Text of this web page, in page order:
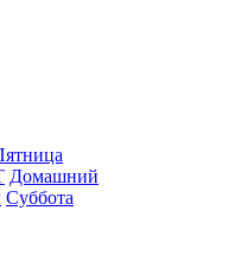
До­маш­ний
Суб­бо­та